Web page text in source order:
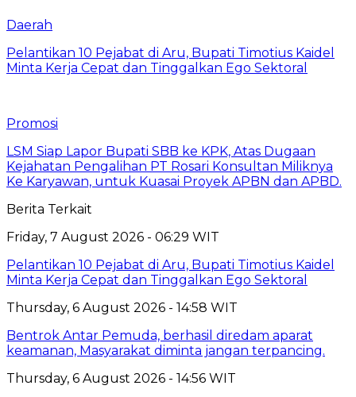
Daerah
Pelantikan 10 Pejabat di Aru, Bupati Timotius Kaidel
Minta Kerja Cepat dan Tinggalkan Ego Sektoral
Promosi
LSM Siap Lapor Bupati SBB ke KPK, Atas Dugaan
Kejahatan Pengalihan PT Rosari Konsultan Miliknya
Ke Karyawan, untuk Kuasai Proyek APBN dan APBD.
Berita Terkait
Friday, 7 August 2026 - 06:29 WIT
Pelantikan 10 Pejabat di Aru, Bupati Timotius Kaidel
Minta Kerja Cepat dan Tinggalkan Ego Sektoral
Thursday, 6 August 2026 - 14:58 WIT
Bentrok Antar Pemuda, berhasil diredam aparat
keamanan, Masyarakat diminta jangan terpancing.
Thursday, 6 August 2026 - 14:56 WIT